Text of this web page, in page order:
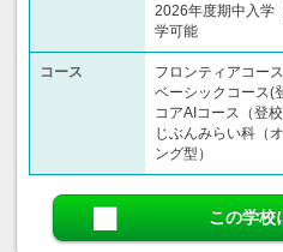
2026年度期中入学
学可能
コース
フロンティアコー
ベーシックコース(
コアAIコース（登
じぶんみらい科（
ング型）
この学校